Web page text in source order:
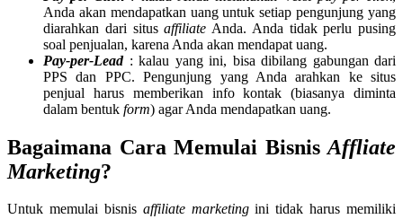
Anda akan mendapatkan uang untuk setiap pengunjung yang
diarahkan dari situsaffiliate Anda. Anda tidak perlu pusing
soal penjualan, karena Anda akan mendapat uang.
Pay-per-Lead: kalau yang ini, bisa dibilang gabungan dari
PPS dan PPC. Pengunjung yang Anda arahkan ke situs
penjual harus memberikan info kontak (biasanya diminta
dalam bentuk form) agar Anda mendapatkan uang.
Bagaimana Cara Memulai Bisnis Affliate
Marketing?
Untuk memulai bisnis affiliate marketingini tidak harus memiliki